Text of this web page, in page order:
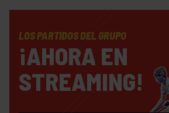
LOS PARTIDOS DEL GRUPO
¡AHORA EN
STREAMING!